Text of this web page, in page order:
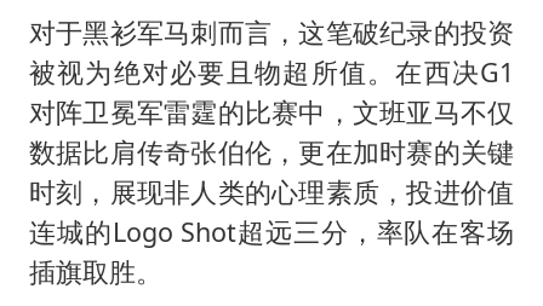
对于黑衫军马刺而言，这笔破纪录的投资
被视为绝对必要且物超所值。在西决G1
对阵卫冕军雷霆的比赛中，文班亚马不仅
数据比肩传奇张伯伦，更在加时赛的关键
时刻，展现非人类的心理素质，投进价值
连城的Logo Shot超远三分，率队在客场
插旗取胜。